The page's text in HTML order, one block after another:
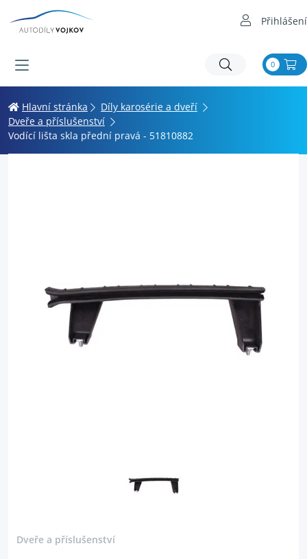
Přihlášení
0
Hlavní stránka
Díly karosérie a dveří
Dveře a příslušenství
Vodící lišta skla přední pravá - 51810882
Dveře a příslušenství